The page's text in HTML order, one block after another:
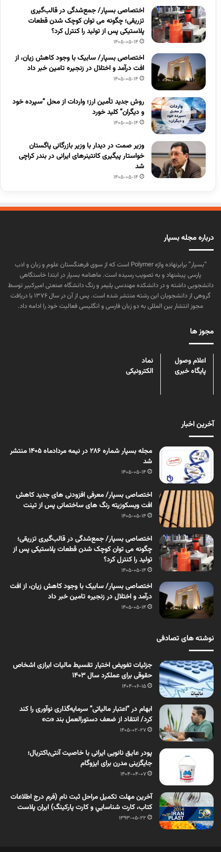
اختصاصی بسپار/ جمع‌شدگی در قالب‌گیری
تزریقی؛ چگونه می توان کوچک شدن قطعات
پلاستیکی پس از تولید را کنترل کرد؟
1405-05-14
اختصاصی بسپار/ سابیک با وجود کاهش زیان، از
افت درآمد و اختلال در زنجیره تامین خبر داد
1405-05-14
روش جدید تأمین ارز؛ واردات از محل “سپرده خود
و دیگران” کلید خورد
1405-05-14
وزیر صمت در دیدار با وزیر بازرگانی پاگستان
خواستار پیگیری کانتینرهای ایرانی در بندر کراچی
شد
1405-05-14
درباره مجله بسپار
“بسپار” برابرنهاده واژه Polymer است که از سوی فرهنگستان علوم و زبان و ادب
پارسی پیشنهاد و به تصویب رسیده است. ماهنامه بسپار در ابتدا خاستگاهی
دانشجویی داشته و در دانشکده مهندسی پلیمر و رنگ دانشگاه صنعتی امیرکبیر توسط
گروهی از دانشجویان این رشته منتشر شده است. پس از آن در سال ۱۳۷۶ با دریافت
مجوز انتشار بین المللی به دو زبان فارسی و انگلیسی فعالیت خود را ادامه داد.
مجوز ها
اعلام وصول
پایگاه خبری
نماد
الکترونیکی
آخرین اخبار
مجله بسپار شماره 286 در نیمه مردادماه 1405 منتشر
شد
1405-05-14
اختصاصی بسپار/ معرفی افزودنی های جدید کاهش
افت ویسکوزیته رنگ های ساختمانی پس از تینت
1405-05-14
اختصاصی بسپار/ جمع‌شدگی در قالب‌گیری تزریقی؛
چگونه می توان کوچک شدن قطعات پلاستیکی پس از
تولید را کنترل کرد؟
1405-05-14
اختصاصی بسپار/ سابیک با وجود کاهش زیان، از افت
درآمد و اختلال در زنجیره تامین خبر داد
1405-05-14
نوشته های تصادفی
جزئیات تفویض اختیار تقسیط مالیات ابرازی اشخاص
حقوقی برای عملکرد سال ۱۴۰۳
1404-06-15
ابهام در “اعتبار مالیاتی” سرمایه‌گذاری نوآوری را کند
کرد/ انتقاد از ضعف دستورالعمل بند «ت»
1405-02-27
پودر عایق نانویی ایرانی با خاصیت آنتی‌باکتریال؛
جایگزینی مدرن برای ایزوگام
1404-04-07
آخرین مهلت تکمیل مراحل ثبت نام (فرم درج اطلاعات
كتاب، كارت شناسايي و كارت پاركينگ) ایران پلاست
1393-05-22